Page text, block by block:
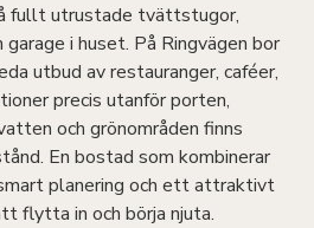
fullt utrustade tvättstugor,
garage i huset. På Ringvägen bor
utbud av restauranger, caféer,
precis utanför porten,
och grönområden finns
En bostad som kombinerar
planering och ett attraktivt
flytta in och börja njuta.